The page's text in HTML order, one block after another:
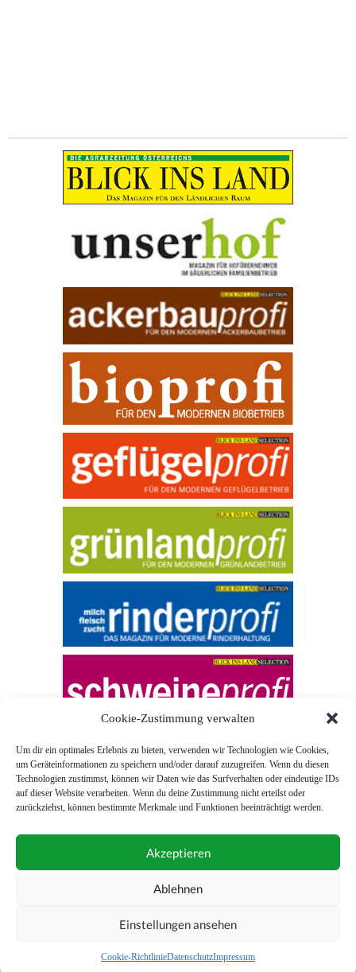
Cookie-Zustimmung verwalten
Um dir ein optimales Erlebnis zu bieten, verwenden wir Technologien wie Cookies,
um Geräteinformationen zu speichern und/oder darauf zuzugreifen. Wenn du diesen
Technologien zustimmst, können wir Daten wie das Surfverhalten oder eindeutige IDs
auf dieser Website verarbeiten. Wenn du deine Zustimmung nicht erteilst oder
zurückziehst, können bestimmte Merkmale und Funktionen beeinträchtigt werden.
Akzeptieren
Ablehnen
Einstellungen ansehen
Cookie-RichtlinieDatenschutzImpressum
© 2026 Blick ins Land
Unterstützt durch
0043 (0)1 581 28 90 0
Impressum
Allgemeine Geschäftsbedingungen